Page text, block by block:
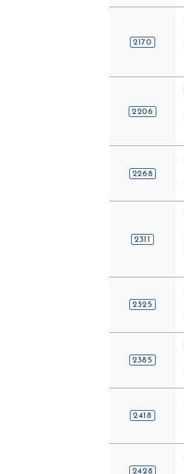
2170
2206
2268
2311
2325
2385
2418
2428